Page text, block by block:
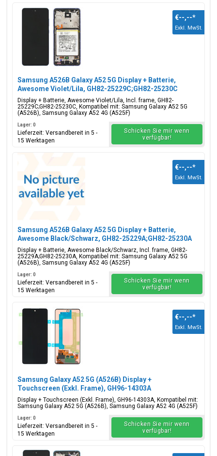
Die beliebtesten Teile für Samsung Galaxy A52 5G gehören
, Batterieabdeckung, Akku, Ladeanschluss USB-C-
Anschluss, SIM-Kartenhalter und Klebeband Aufkleber. Sie
suchen ein anderesGalaxy A
Samsung A526B Galaxy A52 5G Display + Batterie,
Awesome Violet/Lila, GH82-25229C;GH82-25230C
Display + Batterie, Awesome Violet/Lila, Incl. frame, GH82-
25229C;GH82-25230C, Kompatibel mit: Samsung Galaxy A52 5G
(A526B), Samsung Galaxy A52 4G (A525F)
€--,--*
Exkl. MwSt.
Lager: 0
Lieferzeit: Versandbereit in 5 -
15 Werktagen
Schicken Sie mir wenn
verfügbar!
Samsung A526B Galaxy A52 5G Display + Batterie,
Awesome Black/Schwarz, GH82-25229A;GH82-25230A
Display + Batterie, Awesome Black/Schwarz, Incl. frame, GH82-
25229A;GH82-25230A, Kompatibel mit: Samsung Galaxy A52 5G
(A526B), Samsung Galaxy A52 4G (A525F)
€--,--*
Exkl. MwSt.
Lager: 0
Lieferzeit: Versandbereit in 5 -
15 Werktagen
Schicken Sie mir wenn
verfügbar!
Samsung Galaxy A52 5G (A526B) Display +
Touchscreen (Exkl. Frame), GH96-14303A
Display + Touchscreen (Exkl. Frame), GH96-14303A, Kompatibel mit:
Samsung Galaxy A52 5G (A526B), Samsung Galaxy A52 4G (A525F)
€--,--*
Exkl. MwSt.
Lager: 0
Lieferzeit: Versandbereit in 5 -
15 Werktagen
Schicken Sie mir wenn
verfügbar!